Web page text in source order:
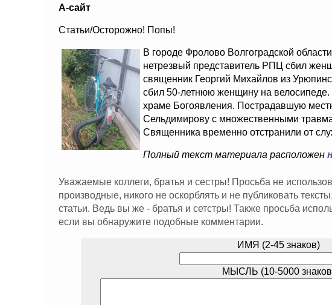
А-сайт
Статьи/Осторожно! Попы!
В городе Фролово Волгоградской
нетрезвый представитель РПЦ сбил
священник Георгий Михайлов из
сбил 50-летнюю женщину на
храме Богоявления. Пострадавшую
Сельдимирову с множественными
Священника временно отстранили от
Полный текст материала расположен
Уважаемые коллеги, братья и сестры! Просьба не
производные, никого не оскорблять и не публиковать
статьи. Ведь вы же - братья и сетстры! Также просьба
если вы обнаружите подобные комментарии.
ИМЯ (2-45 знаков)
МЫСЛЬ (10-5000